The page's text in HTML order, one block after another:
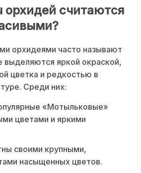
орхидей считаются
орхидеями часто называют
выделяются яркой окраской,
цветка и редкостью в
Среди них:
«Мотыльковые»
цветами и яркими
своими крупными,
насыщенных цветов.